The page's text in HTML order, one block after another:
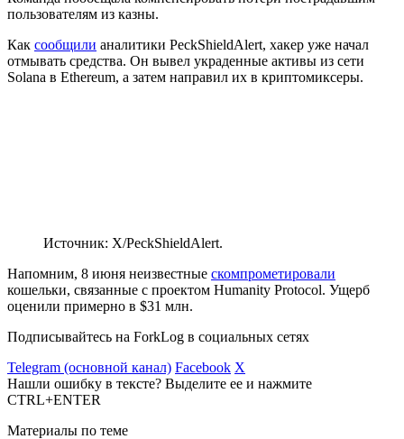
пользователям из казны.
Как сообщили аналитики PeckShieldAlert, хакер уже начал
отмывать средства. Он вывел украденные активы из сети
Solana в Ethereum, а затем направил их в криптомиксеры.
Источник: X/PeckShieldAlert.
Напомним, 8 июня неизвестные скомпрометировали
кошельки, связанные с проектом Humanity Protocol. Ущерб
оценили примерно в $31 млн.
Подписывайтесь на ForkLog в социальных сетях
Telegram (основной канал) Facebook X
Нашли ошибку в тексте? Выделите ее и нажмите
CTRL+ENTER
Материалы по теме